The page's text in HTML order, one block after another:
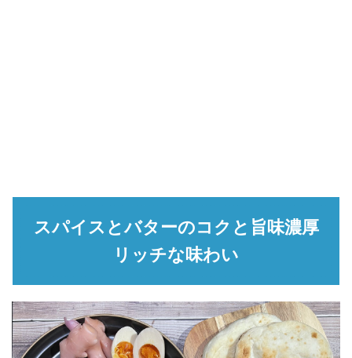
スパイスとバターのコクと旨味濃厚
リッチな味わい